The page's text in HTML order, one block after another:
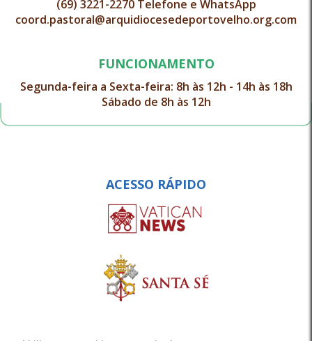
(69) 3221-2270 Telefone e WhatsApp
coord.pastoral@arquidiocesedeportovelho.org.com
FUNCIONAMENTO
Segunda-feira a Sexta-feira: 8h às 12h - 14h às 18h
Sábado de 8h às 12h
ACESSO RÁPIDO